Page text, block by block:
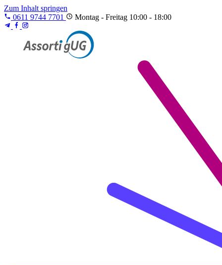
Zum Inhalt springen
0611 9744 7701
Montag - Freitag 10:00 - 18:00